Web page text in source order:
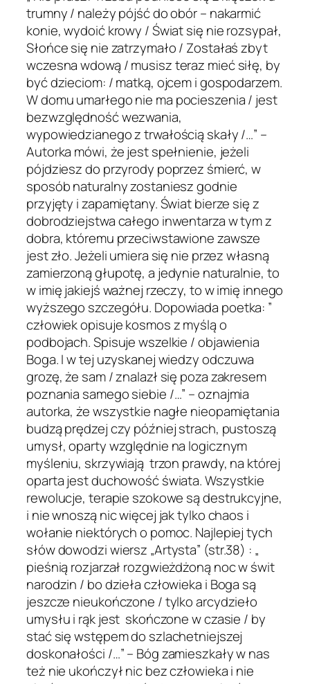
trumny / należy pójść do obór – nakarmić
konie, wydoić krowy / Świat się nie rozsypał,
Słońce się nie zatrzymało / Zostałaś zbyt
wczesna wdową / musisz teraz mieć siłę, by
być dzieciom: / matką, ojcem i gospodarzem.
W domu umarłego nie ma pocieszenia / jest
bezwzględność wezwania,
wypowiedzianego z trwałością skały /…” –
Autorka mówi, że jest spełnienie, jeżeli
pójdziesz do przyrody poprzez śmierć, w
sposób naturalny zostaniesz godnie
przyjęty i zapamiętany. Świat bierze się z
dobrodziejstwa całego inwentarza w tym z
dobra, któremu przeciwstawione zawsze
jest zło. Jeżeli umiera się nie przez własną
zamierzoną głupotę, a jedynie naturalnie, to
w imię jakiejś ważnej rzeczy, to w imię innego
wyższego szczegółu. Dopowiada poetka: ”
człowiek opisuje kosmos z myślą o
podbojach. Spisuje wszelkie / objawienia
Boga. I w tej uzyskanej wiedzy odczuwa
grozę, że sam / znalazł się poza zakresem
poznania samego siebie /…” – oznajmia
autorka, że wszystkie nagłe nieopamiętania
budzą prędzej czy później strach, pustoszą
umysł, oparty względnie na logicznym
myśleniu, skrzywiają trzon prawdy, na której
oparta jest duchowość świata. Wszystkie
rewolucje, terapie szokowe są destrukcyjne,
i nie wnoszą nic więcej jak tylko chaos i
wołanie niektórych o pomoc. Najlepiej tych
słów dowodzi wiersz „Artysta” (str.38) : „
pieśnią rozjarzał rozgwieżdżoną noc w świt
narodzin / bo dzieła człowieka i Boga są
jeszcze nieukończone / tylko arcydzieło
umysłu i rąk jest skończone w czasie / by
stać się wstępem do szlachetniejszej
doskonałości /…” – Bóg zamieszkały w nas
też nie ukończył nic bez człowieka i nie